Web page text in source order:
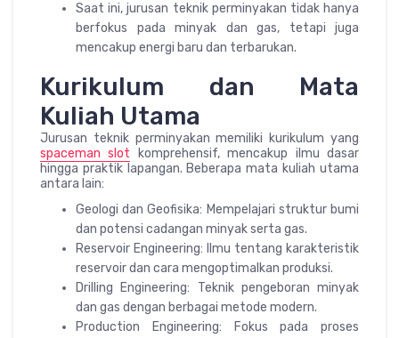
Saat ini, jurusan teknik perminyakan tidak hanya
berfokus pada minyak dan gas, tetapi juga
mencakup energi baru dan terbarukan.
Kurikulum dan Mata
Kuliah Utama
Jurusan teknik perminyakan memiliki kurikulum yang
spaceman slot komprehensif, mencakup ilmu dasar
hingga praktik lapangan. Beberapa mata kuliah utama
antara lain:
Geologi dan Geofisika: Mempelajari struktur bumi
dan potensi cadangan minyak serta gas.
Reservoir Engineering: Ilmu tentang karakteristik
reservoir dan cara mengoptimalkan produksi.
Drilling Engineering: Teknik pengeboran minyak
dan gas dengan berbagai metode modern.
Production Engineering: Fokus pada proses